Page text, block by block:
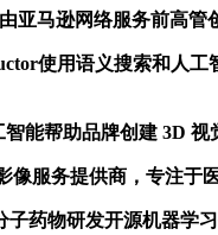
马逊网络服务前高管
使用语义搜索和人工
帮助品牌创建 3D 视
务提供商，专注于
物研发开源机器学